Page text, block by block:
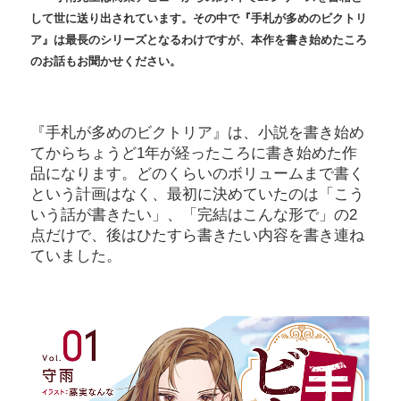
して世に送り出されています。その中で『手札が多めのビクトリ
ア』は最長のシリーズとなるわけですが、本作を書き始めたころ
のお話もお聞かせください。
『手札が多めのビクトリア』は、小説を書き始め
てからちょうど1年が経ったころに書き始めた作
品になります。どのくらいのボリュームまで書く
という計画はなく、最初に決めていたのは「こう
いう話が書きたい」、「完結はこんな形で」の2
点だけで、後はひたすら書きたい内容を書き連ね
ていました。